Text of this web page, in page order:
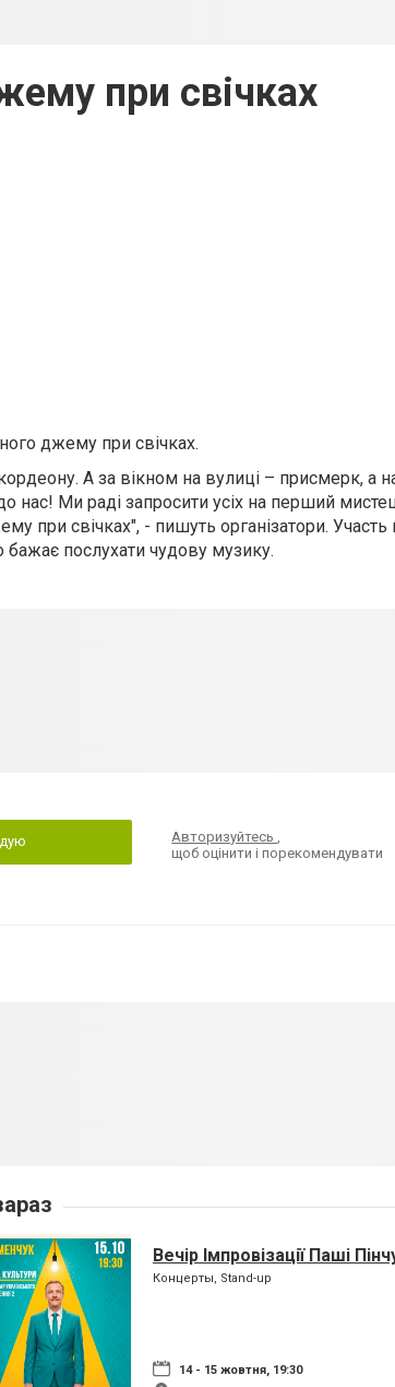
при свічках
джему при свічках.
А за вікном на вулиці – присмерк, а
нас! Ми раді запросити усіх на перший
при свічках", - пишуть організатори.
бажає послухати чудову музику.
Авторизуйтесь,
щоб оцінити і порекомендувати
Вечір Імпровізації Паші
Концерты, Stand-up
14 - 15 жовтня, 19:30